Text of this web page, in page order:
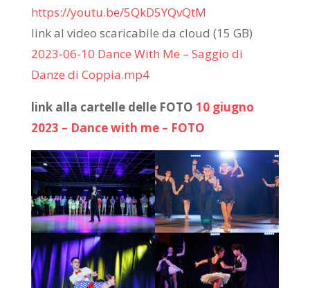
https://youtu.be/5QkD5YQvQtM
link al video scaricabile da cloud (15 GB)
2023-06-10 Dance With Me – Saggio di
Danze di Coppia.mp4
link alla cartelle delle FOTO 10 giugno
2023 – Dance with me – FOTO